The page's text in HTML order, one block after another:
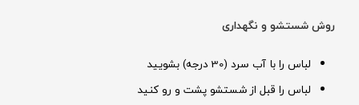
روش شستشو و نگهداری
لباس را با آب سرد (30 درجه) بشویید
لباس را قبل از شستشو پشت و رو کنید